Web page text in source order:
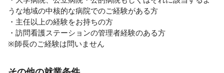
うな地域の中核的な病院でのご経験がある方
・主任以上の経験をお持ちの方
・訪問看護ステーションの管理者経験のある方
※師長のご経験は問いません